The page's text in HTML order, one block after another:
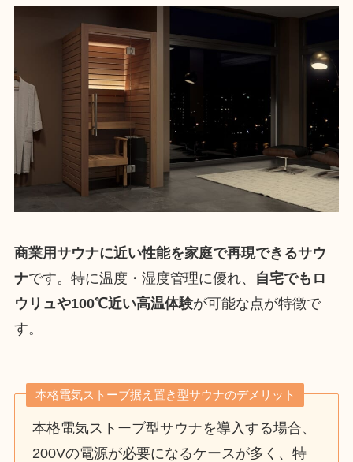
商業用サウナに近い性能を家庭で再現できるサウ
ナです。特に温度・湿度管理に優れ、
自宅でもロ
ウリュや100℃近い高温体験が可能な点が特徴で
す。
本格電気ストーブ据え置き型サウナのデメリット
本格電気ストーブ型サウナを導入する場合、
200Vの電源が必要になるケースが多く、特